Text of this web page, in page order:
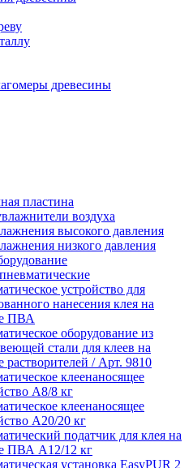
древесины
пластина
воздуха
высокого давления
низкого давления
устройство для
нанесения клея на
ПВА
оборудование из
стали для клеев на
растворителей / Арт. 9810
клеенаносящее
A8/8 кг
клеенаносящее
A20/20 кг
податчик для клея на
ПВА A12/12 кг
установка EasyPUR 2